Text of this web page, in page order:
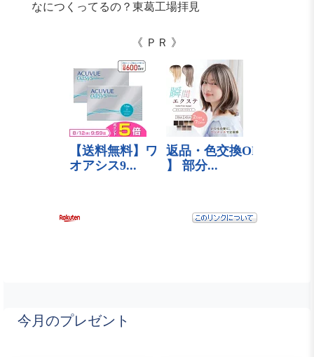
なにつくってるの？東葛工場拝見
《 ＰＲ 》
今月のプレゼント